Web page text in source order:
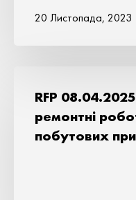
20 Листопада, 2023
RFP
ремонтні
побутових